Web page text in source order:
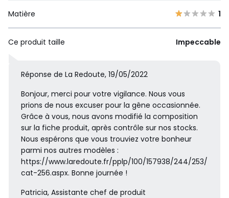
Matière 1
Ce produit taille Impeccable
Réponse de La Redoute, 19/05/2022
Bonjour, merci pour votre vigilance. Nous vous
prions de nous excuser pour la gêne occasionnée.
Grâce à vous, nous avons modifié la composition
sur la fiche produit, après contrôle sur nos stocks.
Nous espérons que vous trouviez votre bonheur
parmi nos autres modèles :
https://www.laredoute.fr/pplp/100/157938/244/253/
cat-256.aspx. Bonne journée !
Patricia, Assistante chef de produit